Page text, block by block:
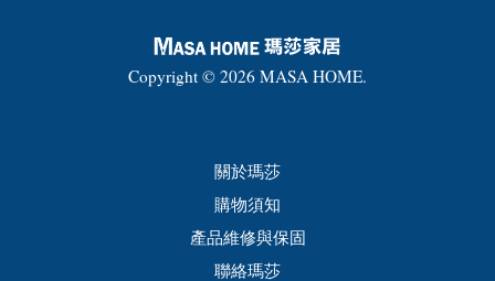
Copyright © 2026 MASA HOME.
關於瑪莎
購物須知
產品維修與保固
聯絡瑪莎